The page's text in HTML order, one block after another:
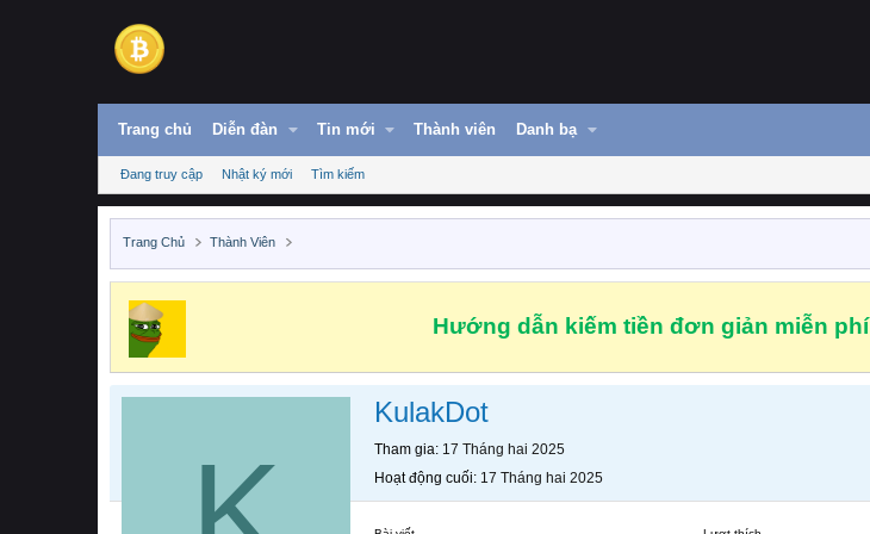
Trang chủ Diễn đàn Tin mới Thành viên Danh bạ
Đang truy cập Nhật ký mới Tìm kiếm
Trang Chủ Thành Viên
Hướng dẫn kiếm tiền đơn giản miễn phí
KulakDot
Tham gia 17 Tháng hai 2025
Hoạt động cuối 17 Tháng hai 2025